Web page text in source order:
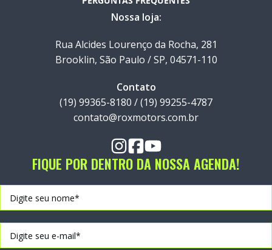
Nossa loja:
Rua Alcides Lourenço da Rocha, 281
Brooklin, São Paulo / SP, 04571-110
Contato
(19) 99365-8180 / (19) 99255-4787
contato@roxmotors.com.br
FIQUE POR DENTRO DA NOSSA AGENDA!